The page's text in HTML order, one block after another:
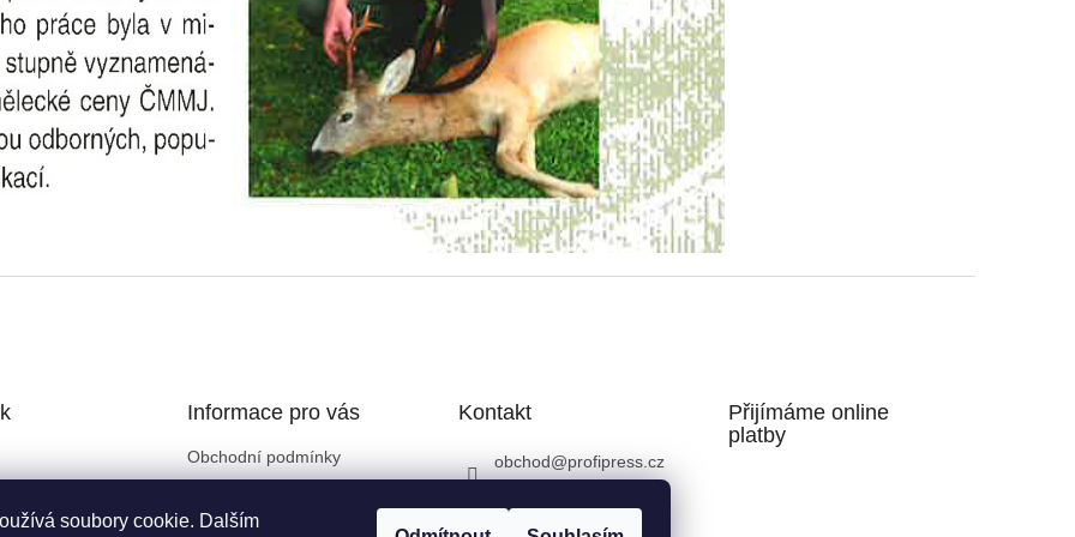
soubory cookie. Dalším
Informace pro vás
Obchodní podmínky
Doprava a platba
Kontakt
obchod@profipress.cz
Přijímáme online
platby